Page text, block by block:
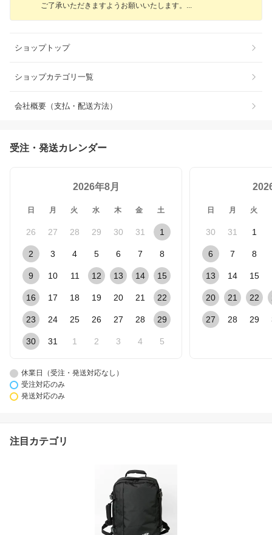
ご了承いただきますようお願いいたします。
ショップトップ
ショップカテゴリ一覧
会社概要（支払・配送方法）
受注・発送カレンダー
2026年8月
日 月 火 水 木 金 土
26 27 28 29 30 31 1
2 3 4 5 6 7 8
9 10 11 12 13 14 15
16 17 18 19 20 21 22
23 24 25 26 27 28 29
30 31 1 2 3 4 5
日 月 火
30 31 1
6 7 8
13 14 15
20 21 22
27 28 29
休業日（受注・発送対応なし）
受注対応のみ
発送対応のみ
注目カテゴリ